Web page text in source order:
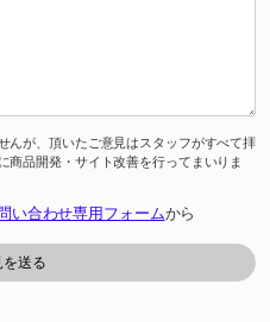
んが、頂いたご意見はスタッフがすべて拝
商品開発・サイト改善を行ってまいりま
い合わせ専用フォームから